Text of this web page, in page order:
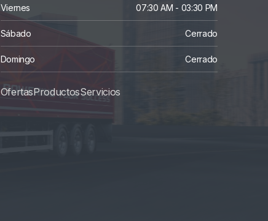
Viernes 07:30 AM - 03:30 PM
Sábado Cerrado
Domingo Cerrado
OfertasProductosSErvicios